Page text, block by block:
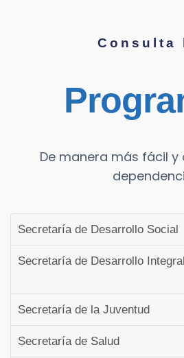
Consulta
De manera más fácil
Secretaría de Desarrollo Social
Secretaría de Desarrollo
Secretaría de la Juventud
Secretaría de Salud